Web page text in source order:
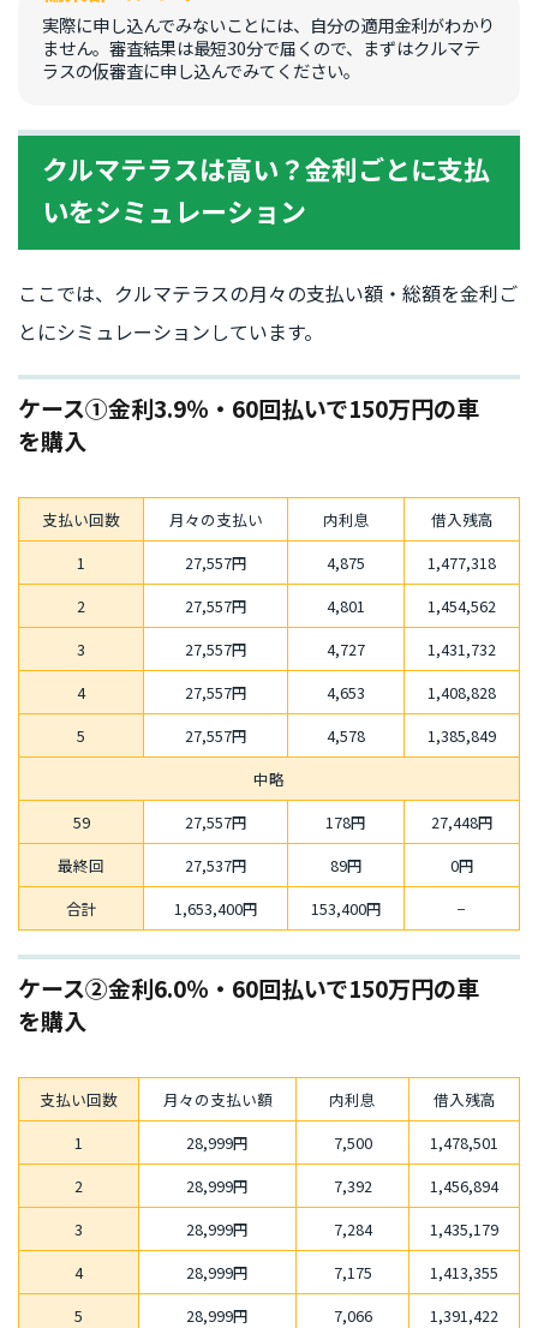
実際に申し込んでみないことには、自分の適用金利がわかり
ません。審査結果は最短30分で届くので、まずはクルマテ
ラスの仮審査に申し込んでみてください。
クルマテラスは高い？金利ごとに支払
いをシミュレーション
ここでは、クルマテラスの月々の支払い額・総額を金利ご
とにシミュレーションしています。
ケース①金利3.9％・60回払いで150万円の車
を購入
支払い回数 月々の支払い 内利息
借入残高
1
27,557円 4,875
1,477,318
2
27,557円 4,801
1,454,562
3
27,557円 4,727
1,431,732
4
27,557円 4,653
1,408,828
5
27,557円 4,578
1,385,849
中略
59
27,557円 178円
27,448円
最終回
27,537円 89円
0円
合計
1,653,400円 153,400円 −
ケース②金利6.0％・60回払いで150万円の車
を購入
支払い回数 月々の支払い額 内利息
借入残高
1
28,999円 7,500
1,478,501
2
28,999円 7,392
1,456,894
3
28,999円 7,284
1,435,179
4
28,999円 7,175
1,413,355
5
28,999円 7,066
1,391,422